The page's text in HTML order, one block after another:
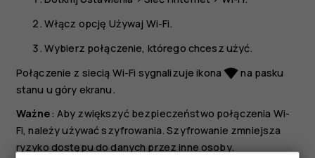
Włącz opcję Używaj Wi-Fi.
Wybierz połączenie, którego chcesz użyć.
Połączenie z siecią Wi-Fi sygnalizuje ikonanetwork_wifina pasku
stanu u góry ekranu.
Ważne: Aby zwiększyć bezpieczeństwo połączenia Wi-
Fi, należy używać szyfrowania. Szyfrowanie zmniejsza
ryzyko dostępu do danych przez inne osoby.